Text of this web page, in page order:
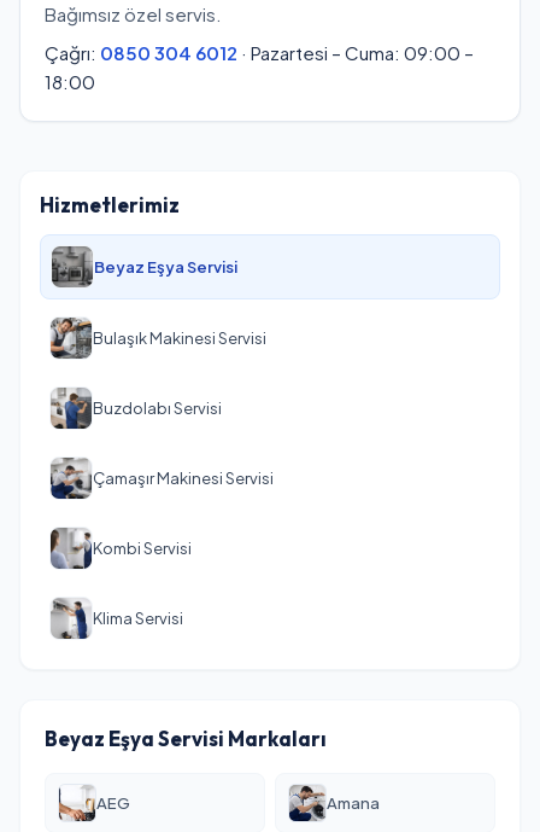
Bağımsız özel servis.
Çağrı: 0850 304 6012 · Pazartesi – Cuma: 09:00 –
18:00
Hizmetlerimiz
Beyaz Eşya Servisi
Bulaşık Makinesi Servisi
Buzdolabı Servisi
Çamaşır Makinesi Servisi
Kombi Servisi
Klima Servisi
Beyaz Eşya Servisi Markaları
AEG Amana